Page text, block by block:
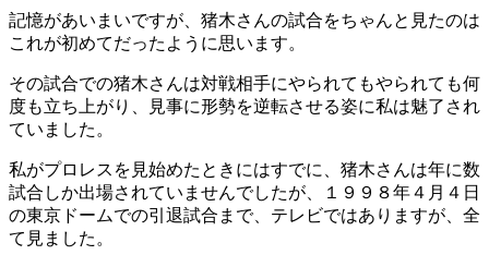
記憶があいまいですが、猪木さんの試合をちゃんと見たのは
これが初めてだったように思います。
その試合での猪木さんは対戦相手にやられてもやられても何
度も立ち上がり、見事に形勢を逆転させる姿に私は魅了され
ていました。
私がプロレスを見始めたときにはすでに、猪木さんは年に数
試合しか出場されていませんでしたが、１９９８年４月４日
の東京ドームでの引退試合まで、テレビではありますが、全
て見ました。